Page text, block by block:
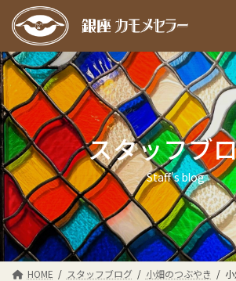
ン
ツ
へ
ス
キ
ッ
プ
ー
シ
ョ
ン
に
移
動
スタッフブ
Staff's blog
HOME スタッフブログ 小畑のつぶやき